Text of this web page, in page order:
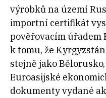
výrobků na území
importní certifikát
pověřovacím úřadem
k tomu, že
stejně jako
Euroasijské
dokumenty vydané